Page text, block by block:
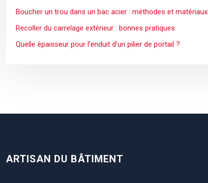
Boucher un trou dans un bac acier : méthodes et matériaux
Recoller du carrelage extérieur : bonnes pratiques
Quelle épaisseur pour l’enduit d’un pilier de portail ?
ARTISAN DU BÂTIMENT